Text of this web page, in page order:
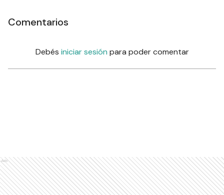
Comentarios
Debés iniciar sesión para poder comentar
Ads